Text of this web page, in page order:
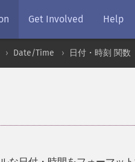
Get Involved Help
Date/Time 日付・時刻 関数